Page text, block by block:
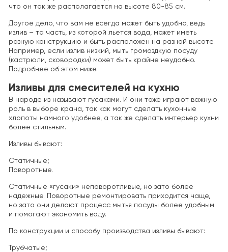
что он так же располагается на высоте 80-85 см.
Другое дело, что вам не всегда может быть удобно, ведь
излив – та часть, из которой льется вода, может иметь
разную конструкцию и быть расположен на разной высоте.
Например, если излив низкий, мыть громоздкую посуду
(кастрюли, сковородки) может быть крайне неудобно.
Подробнее об этом ниже.
Изливы для смесителей на кухню
В народе из называют гусаками. И они тоже играют важную
роль в выборе крана, так как могут сделать кухонные
хлопоты намного удобнее, а так же сделать интерьер кухни
более стильным.
Изливы бывают:
Статичные;
Поворотные.
Статичные «гусаки» неповоротливые, но зато более
надежные. Поворотные ремонтировать приходится чаще,
но зато они делают процесс мытья посуды более удобным
и помогают экономить воду.
По конструкции и способу производства изливы бывают:
Трубчатые;